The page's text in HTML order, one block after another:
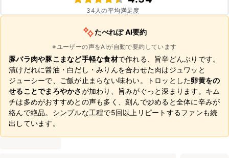
34 人の平均満足度
たべれぽ AI要約
※ユーザーの声をAIが自動で要約しています
豚バラ肉や豚こまなど手軽な食材で作れる、旨辛どんぶりです。
漬けだれに醤油・白だし・みりんを合わせた肉はジュワッと
ジューシーで、ご飯が止まらない味わい。トロッとした卵黄をの
せることでまろやかさが加わり、旨みがぐっと深まります。キム
チは多めがおすすめとの声も多く、刻んで炒めると全体に辛みが
絡んで絶品。シンプルな工程で5回以上リピートするファンも続
出しています。